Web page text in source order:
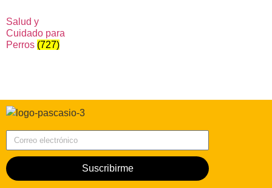
Salud y
Cuidado para
Perros (727)
Suscribirme